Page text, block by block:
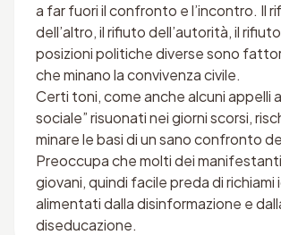
a far fuori il confronto e l’incontro. Il
dell’altro, il rifiuto dell’autorità, il
posizioni politiche diverse sono
che minano la convivenza civile.
Certi toni, come anche alcuni appelli
sociale” risuonati nei giorni scorsi,
minare le basi di un sano confronto
Preoccupa che molti dei
giovani, quindi facile preda di richiami
alimentati dalla disinformazione e
diseducazione.